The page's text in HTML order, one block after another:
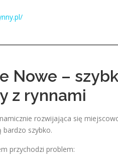
Nowe –
z rynnami
rozwijająca się
bardzo szybko.
przychodzi problem: